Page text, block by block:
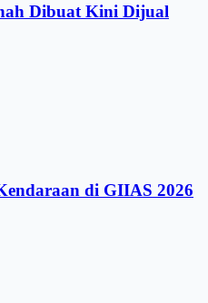
Dibuat Kini Dijual
di GIIAS 2026